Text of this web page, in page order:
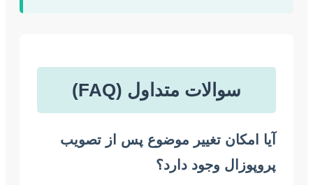
سوالات متداول (FAQ)
آیا امکان تغییر موضوع پس از تصویب
پروپوزال وجود دارد؟